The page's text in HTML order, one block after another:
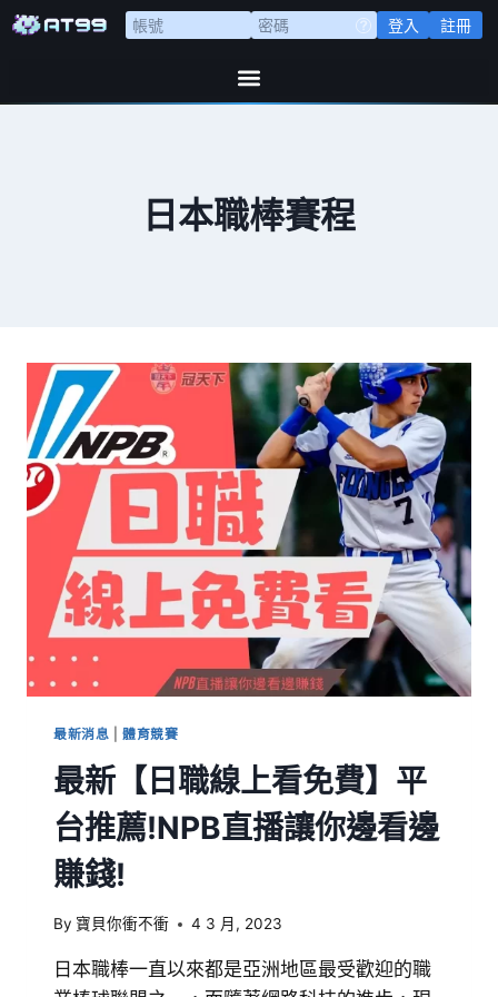
登入 註冊
日本職棒賽程
最新消息 |體育競賽
最新【日職線上看免費】平
台推薦!NPB直播讓你邊看邊
賺錢!
By 寶貝你衝不衝 4 3 月, 2023
日本職棒一直以來都是亞洲地區最受歡迎的職